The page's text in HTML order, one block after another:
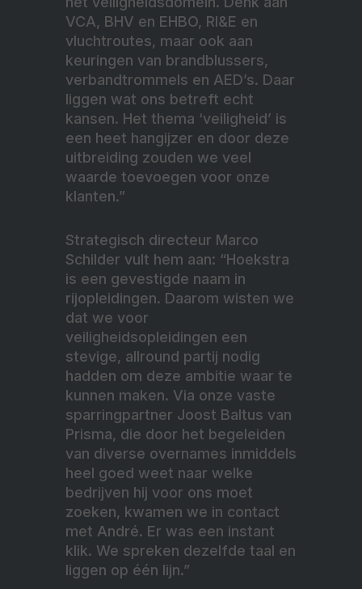
VCA, BHV en EHBO, RI&E en
vluchtroutes, maar ook aan
keuringen van brandblussers,
verbandtrommels en AED’s. Daar
liggen wat ons betreft echt
kansen. Het thema ‘veiligheid’ is
een heet hangijzer en door deze
uitbreiding zouden we veel
waarde toevoegen voor onze
klanten.”
Strategisch directeur Marco
Schilder vult hem aan: “Hoekstra
is een gevestigde naam in
rijopleidingen. Daarom wisten we
dat we voor
veiligheidsopleidingen een
stevige, allround partij nodig
hadden om deze ambitie waar te
kunnen maken. Via onze vaste
sparringpartner Joost Baltus van
Prisma, die door het begeleiden
van diverse overnames inmiddels
heel goed weet naar welke
bedrijven hij voor ons moet
zoeken, kwamen we in contact
met André. Er was een instant
klik. We spreken dezelfde taal en
liggen op één lijn.”